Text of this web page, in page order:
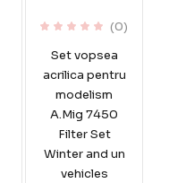
(0)
Set vopsea
acrilica pentru
modelism
A.Mig 7450
Filter Set
Winter and un
vehicles